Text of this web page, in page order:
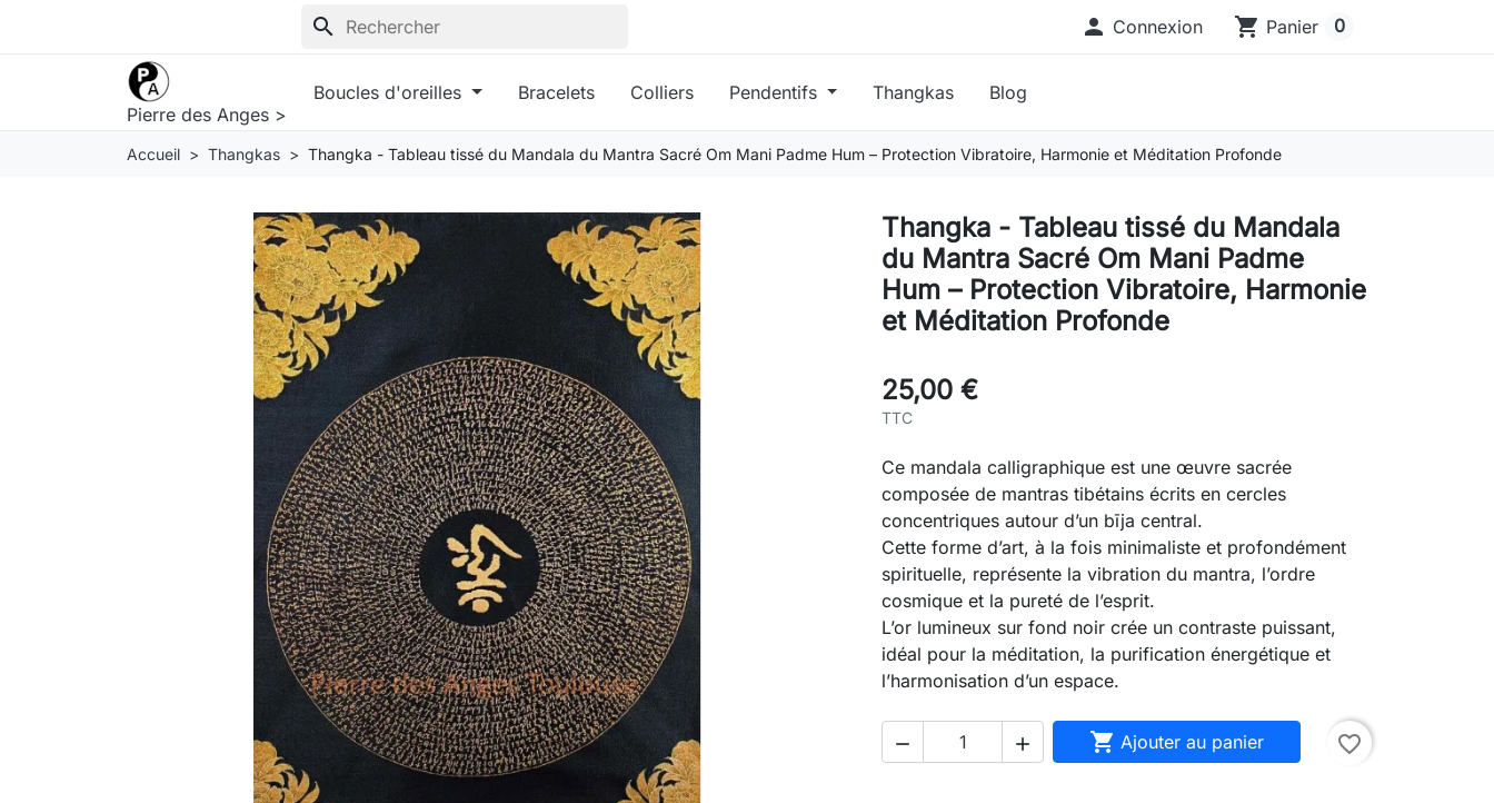
search  Connexion shopping_cart Panier 0
Pierre des Anges >
Boucles d'oreilles Bracelets Colliers Pendentifs Thangkas Blog
Accueil Thangkas Thangka - Tableau tissé du Mandala du Mantra Sacré Om Mani Padme Hum – Protection Vibratoire, Harmonie et Méditation Profonde
Thangka - Tableau tissé du Mandala
du Mantra Sacré Om Mani Padme
Hum – Protection Vibratoire, Harmonie
et Méditation Profonde
25,00 €
TTC
Ce mandala calligraphique est une œuvre sacrée
composée de mantras tibétains écrits en cercles
concentriques autour d’un bīja central.
Cette forme d’art, à la fois minimaliste et profondément
spirituelle, représente la vibration du mantra, l’ordre
cosmique et la pureté de l’esprit.
L’or lumineux sur fond noir crée un contraste puissant,
idéal pour la méditation, la purification énergétique et
l’harmonisation d’un espace.
   Ajouter au panier favorite_border